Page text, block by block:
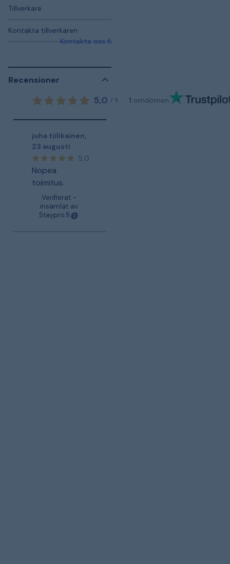
Tillverkare
Kontakta tillverkaren
Kontakta oss för mer information
Recensioner
5,0 / 5 1 omdömen
juha tiilikainen,
23 augusti
5,0
Nopea
toimitus.
Verifierat -
insamlat av
Staypro.fi